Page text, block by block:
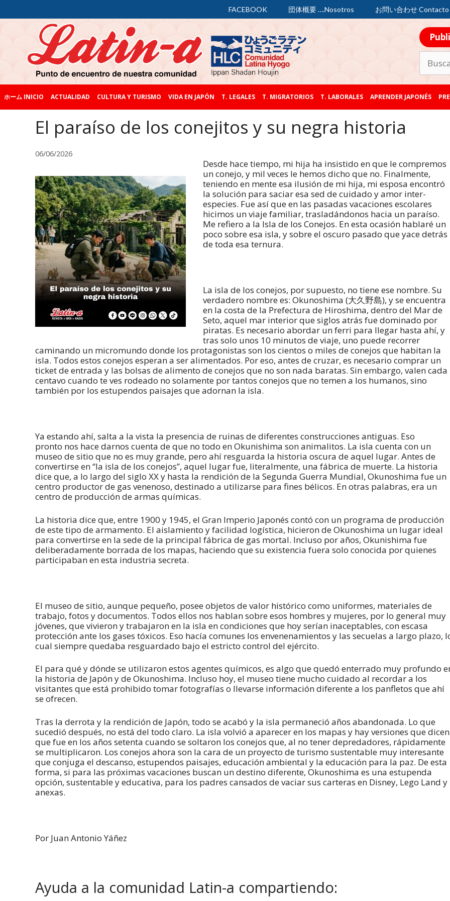
FACEBOOK 団体概要 ….Nosotros お問い合わせ Contacto
ホーム INICIO ACTUALIDAD CULTURA Y TURISMO VIDA EN JAPÓN T. LEGALES T. MIGRATORIOS T. LABORALES APRENDER JAPONÉS
El paraíso de los conejitos y su negra historia
06/06/2026
Desde hace tiempo, mi hija ha insistido en que le compremos
un conejo, y mil veces le hemos dicho que no. Finalmente,
teniendo en mente esa ilusión de mi hija, mi esposa encontró
la solución para saciar esa sed de cuidado y amor inter-
especies. Fue así que en las pasadas vacaciones escolares
hicimos un viaje familiar, trasladándonos hacia un paraíso.
Me refiero a la Isla de los Conejos. En esta ocasión hablaré un
poco sobre esa isla, y sobre el oscuro pasado que yace detrás
de toda esa ternura.
La isla de los conejos, por supuesto, no tiene ese nombre. Su
verdadero nombre es: Okunoshima (大久野島), y se encuentra
en la costa de la Prefectura de Hiroshima, dentro del Mar de
Seto, aquel mar interior que siglos atrás fue dominado por
piratas. Es necesario abordar un ferri para llegar hasta ahí, y
tras solo unos 10 minutos de viaje, uno puede recorrer
caminando un micromundo donde los protagonistas son los cientos o miles de conejos que habitan la
isla. Todos estos conejos esperan a ser alimentados. Por eso, antes de cruzar, es necesario comprar un
ticket de entrada y las bolsas de alimento de conejos que no son nada baratas. Sin embargo, valen cada
centavo cuando te ves rodeado no solamente por tantos conejos que no temen a los humanos, sino
también por los estupendos paisajes que adornan la isla.
Ya estando ahí, salta a la vista la presencia de ruinas de diferentes construcciones antiguas. Eso
pronto nos hace darnos cuenta de que no todo en Okunishima son animalitos. La isla cuenta con un
museo de sitio que no es muy grande, pero ahí resguarda la historia oscura de aquel lugar. Antes de
convertirse en “la isla de los conejos”, aquel lugar fue, literalmente, una fábrica de muerte. La historia
dice que, a lo largo del siglo XX y hasta la rendición de la Segunda Guerra Mundial, Okunoshima fue un
centro productor de gas venenoso, destinado a utilizarse para fines bélicos. En otras palabras, era un
centro de producción de armas químicas.
La historia dice que, entre 1900 y 1945, el Gran Imperio Japonés contó con un programa de producción
de este tipo de armamento. El aislamiento y facilidad logística, hicieron de Okunoshima un lugar ideal
para convertirse en la sede de la principal fábrica de gas mortal. Incluso por años, Okunishima fue
deliberadamente borrada de los mapas, haciendo que su existencia fuera solo conocida por quienes
participaban en esta industria secreta.
El museo de sitio, aunque pequeño, posee objetos de valor histórico como uniformes, materiales de
trabajo, fotos y documentos. Todos ellos nos hablan sobre esos hombres y mujeres, por lo general muy
jóvenes, que vivieron y trabajaron en la isla en condiciones que hoy serían inaceptables, con escasa
protección ante los gases tóxicos. Eso hacía comunes los envenenamientos y las secuelas a largo plazo,
cual siempre quedaba resguardado bajo el estricto control del ejército.
El para qué y dónde se utilizaron estos agentes químicos, es algo que quedó enterrado muy profundo
la historia de Japón y de Okunoshima. Incluso hoy, el museo tiene mucho cuidado al recordar a los
visitantes que está prohibido tomar fotografías o llevarse información diferente a los panfletos que ahí
se ofrecen.
Tras la derrota y la rendición de Japón, todo se acabó y la isla permaneció años abandonada. Lo que
sucedió después, no está del todo claro. La isla volvió a aparecer en los mapas y hay versiones que dicen
que fue en los años setenta cuando se soltaron los conejos que, al no tener depredadores, rápidamente
se multiplicaron. Los conejos ahora son la cara de un proyecto de turismo sustentable muy interesante
que conjuga el descanso, estupendos paisajes, educación ambiental y la educación para la paz. De esta
forma, si para las próximas vacaciones buscan un destino diferente, Okunoshima es una estupenda
opción, sustentable y educativa, para los padres cansados de vaciar sus carteras en Disney, Lego Land y
anexas.
Por Juan Antonio Yáñez
Ayuda a la comunidad Latin-a compartiendo: